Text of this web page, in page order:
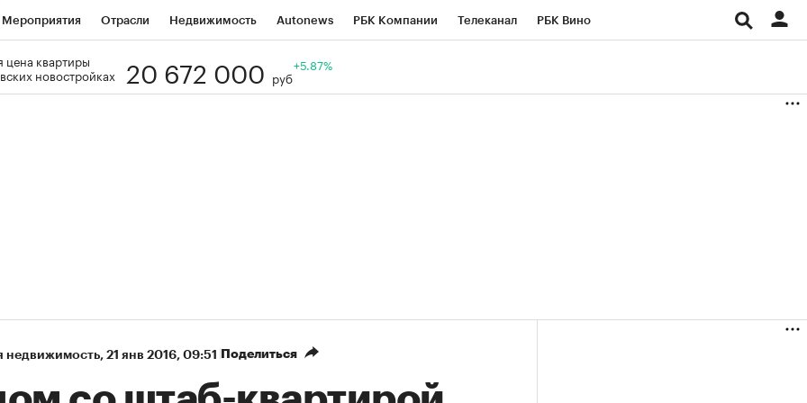
Мероприятия Отрасли Недвижимость Autonews РБК Компании Телеканал РБК Вино
Визионеры
цена квартиры
новостройках
20 672 000 руб
+5.87%
недвижимость⁠, 21 янв 2016, 09:51 Поделиться